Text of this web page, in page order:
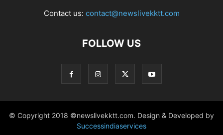
Contact us: contact@newslivekktt.com
FOLLOW US
© Copyright 2018 ©newslivekktt.com. Design & Developed by
Successindiaservices